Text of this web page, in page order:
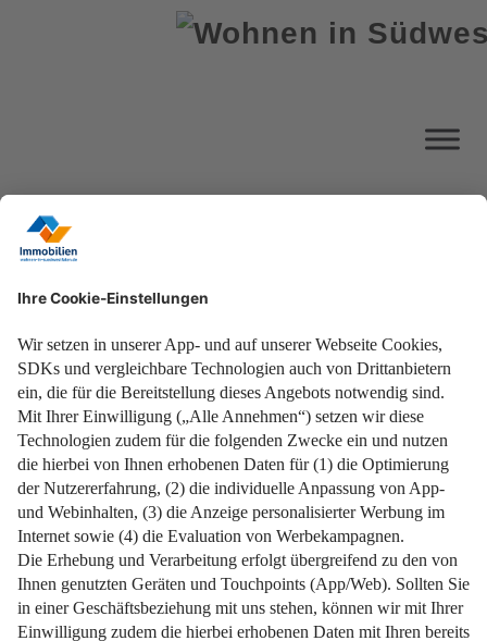
Impressum Datenschutz Nutzungsbedingungen
Pflichtinformationen AGB Über uns Bildquellen
Barrierefreiheit Widerrufsformular
Cookie-Einstellungen